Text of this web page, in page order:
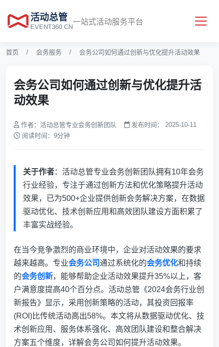
活动总管
EVENT360.CN
一站式活动服务平台
首页 会务服务 会务公司如何通过创新与优化提升活动效果
会务公司如何通过创新与优化提升活
动效果
作者： 活动总管专业会务创新团队 发布时间： 2025-10-11
阅读时间：9分钟
关于作者：活动总管专业会务创新团队拥有10年会务
行业经验，专注于通过创新方法和优化策略提升活动
效果，已为500+企业提供创新会务解决方案，在数据
驱动优化、技术创新应用和高效团队建设方面积累了
丰富实战经验。
在当今竞争激烈的商业环境中，企业对活动效果的要求
越来越高。专业会务公司通过系统化的会务优化和持续
的会务创新，能够帮助企业活动效果提升35%以上，客
户满意度提高40个百分点。活动总管《2024会务行业创
新报告》显示，采用创新策略的活动，其投资回报率
(ROI)比传统活动高出58%。本文将从数据驱动优化、技
术创新应用、服务体系强化、高效团队建设和整合解决
方案五个维度，详解会务公司如何提升活动效果。